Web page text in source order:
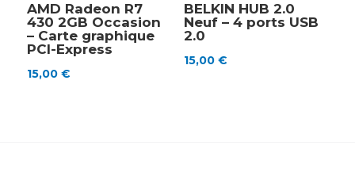
AMD Radeon R7
430 2GB Occasion
– Carte graphique
PCI-Express
15,00 €
BELKIN HUB 2.0
Neuf – 4 ports USB
2.0
15,00 €